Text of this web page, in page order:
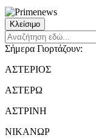
Κλείσιμο
Σήμερα Γιορτάζουν:
ΑΣΤΕΡΙΟΣ
ΑΣΤΕΡΩ
ΑΣΤΡΙΝΗ
ΝΙΚΑΝΩΡ